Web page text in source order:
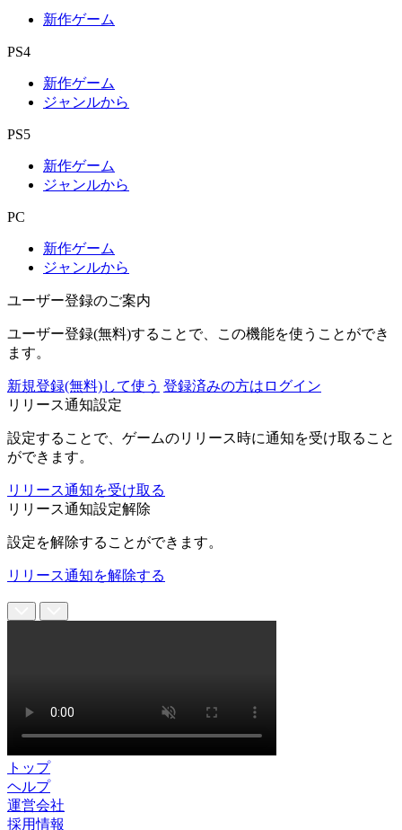
新作ゲーム
PS4
新作ゲーム
ジャンルから
PS5
新作ゲーム
ジャンルから
PC
新作ゲーム
ジャンルから
ユーザー登録のご案内
ユーザー登録(無料)することで、この機能を使うことができ
ます。
新規登録(無料)して使う 登録済みの方はログイン
リリース通知設定
設定することで、ゲームのリリース時に通知を受け取ること
ができます。
リリース通知を受け取る
リリース通知設定解除
設定を解除することができます。
リリース通知を解除する
トップ
ヘルプ
運営会社
採用情報